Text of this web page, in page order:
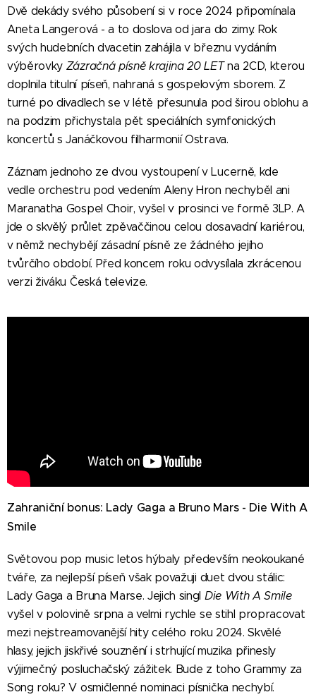
Dvě dekády svého působení si v roce 2024 připomínala
Aneta Langerová - a to doslova od jara do zimy. Rok
svých hudebních dvacetin zahájila v březnu vydáním
výběrovky Zázračná písně krajina 20 LETna 2CD, kterou
doplnila titulní píseň, nahraná s gospelovým sborem. Z
turné po divadlech se v létě přesunula pod širou oblohu a
na podzim přichystala pět speciálních symfonických
koncertů s Janáčkovou filharmonií Ostrava.
Záznam jednoho ze dvou vystoupení v Lucerně, kde
vedle orchestru pod vedením Aleny Hron nechyběl ani
Maranatha Gospel Choir, vyšel v prosinci ve formě 3LP. A
jde o skvělý průlet zpěvaččinou celou dosavadní kariérou,
v němž nechybějí zásadní písně ze žádného jejího
tvůrčího období. Před koncem roku odvysílala zkrácenou
verzi živáku Česká televize.
Zahraniční bonus: Lady Gaga a Bruno Mars - Die With A
Smile
Světovou pop music letos hýbaly především neokoukané
tváře, za nejlepší píseň však považuji duet dvou stálic:
Lady Gaga a Bruna Marse. Jejich singl Die With A Smile
vyšel v polovině srpna a velmi rychle se stihl propracovat
mezi nejstreamovanější hity celého roku 2024. Skvělé
hlasy, jejich jiskřivé souznění i strhující muzika přinesly
výjimečný posluchačský zážitek. Bude z toho Grammy za
Song roku? V osmičlenné nominaci písnička nechybí.